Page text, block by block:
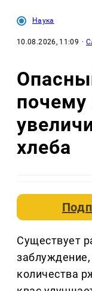
Наука
10.08.2026, 11:09 ·
почему
хлеба
Существует
количества